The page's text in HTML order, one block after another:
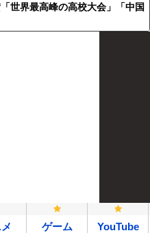
世界最高峰の高校大会」「中国
ゲーム YouTube